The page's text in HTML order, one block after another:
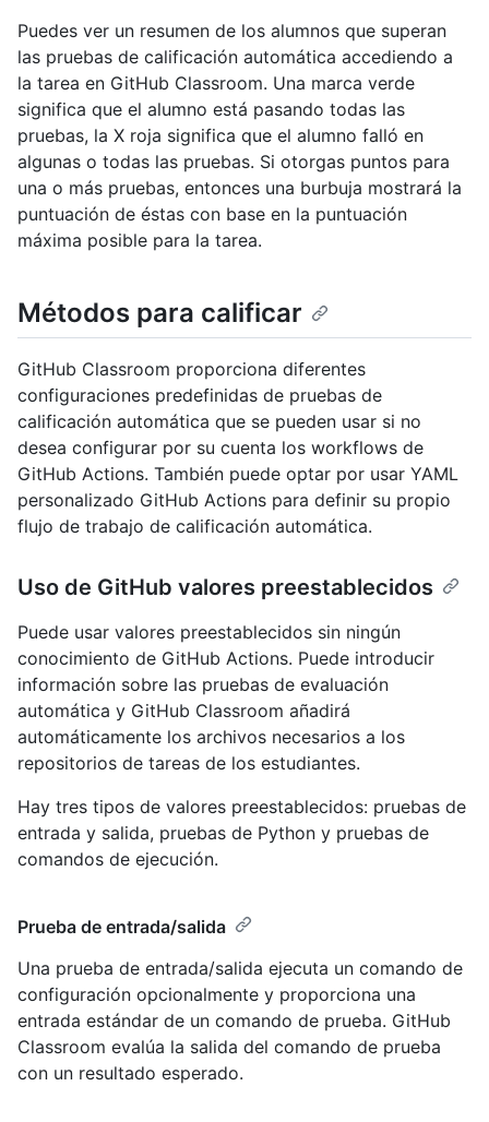
Puedes ver un resumen de los alumnos que superan
las pruebas de calificación automática accediendo a
la tarea en GitHub Classroom. Una marca verde
significa que el alumno está pasando todas las
pruebas, la X roja significa que el alumno falló en
algunas o todas las pruebas. Si otorgas puntos para
una o más pruebas, entonces una burbuja mostrará la
puntuación de éstas con base en la puntuación
máxima posible para la tarea.
Métodos para calificar
GitHub Classroom proporciona diferentes
configuraciones predefinidas de pruebas de
calificación automática que se pueden usar si no
desea configurar por su cuenta los workflows de
GitHub Actions. También puede optar por usar YAML
personalizado GitHub Actions para definir su propio
flujo de trabajo de calificación automática.
Uso de GitHub valores preestablecidos
Puede usar valores preestablecidos sin ningún
conocimiento de GitHub Actions. Puede introducir
información sobre las pruebas de evaluación
automática y GitHub Classroom añadirá
automáticamente los archivos necesarios a los
repositorios de tareas de los estudiantes.
Hay tres tipos de valores preestablecidos: pruebas de
entrada y salida, pruebas de Python y pruebas de
comandos de ejecución.
Prueba de entrada/salida
Una prueba de entrada/salida ejecuta un comando de
configuración opcionalmente y proporciona una
entrada estándar de un comando de prueba. GitHub
Classroom evalúa la salida del comando de prueba
con un resultado esperado.